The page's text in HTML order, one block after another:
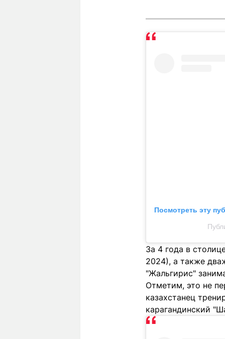
Посмотреть эту
За 4 года в
2024), а также
"Жальгирис"
Отметим, это не
казахстанец
карагандинский